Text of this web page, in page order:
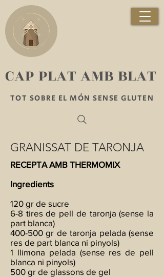
TOT SOBRE EL MÓN SENSE GLUTEN
​CAP PLAT AMB BLAT
GRANISSAT DE TARONJA
RECEPTA AMB THERMOMIX
Ingredients
120 gr de sucre
6-8 tires de pell de taronja (sense la
part blanca)
400-500 gr de taronja pelada (sense
res de part blanca ni pinyols)
1 llimona pelada (sense res de pell
blanca ni pinyols)
500 gr de glassons de gel